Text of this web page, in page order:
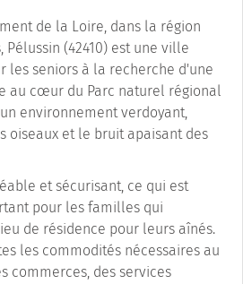
de la Loire, dans la région
Pélussin (42410) est une ville
les seniors à la recherche d'une
au cœur du Parc naturel régional
environnement verdoyant,
oiseaux et le bruit apaisant des
et sécurisant, ce qui est
pour les familles qui
de résidence pour leurs aînés.
les commodités nécessaires au
commerces, des services